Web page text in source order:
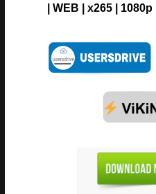
WEB | x265 | 1080p |